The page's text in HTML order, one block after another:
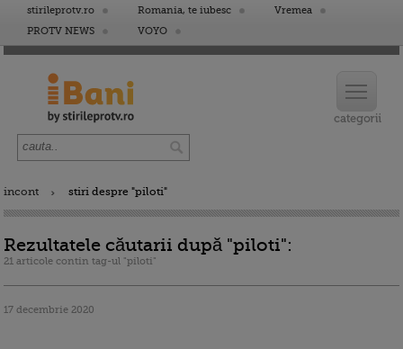
stirileprotv.ro Romania, te iubesc
Vremea
PROTV NEWS
VOYO
incont stiri despre "piloti"
Rezultatele căutarii după "piloti":
21 articole contin tag-ul "piloti"
17 decembrie 2020